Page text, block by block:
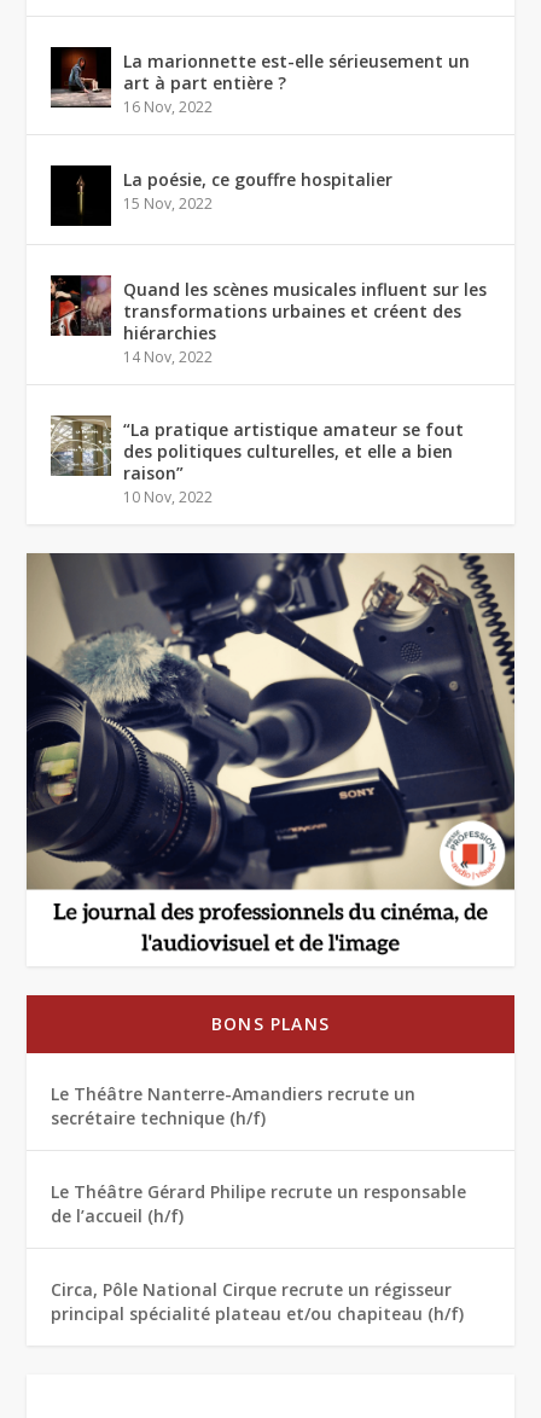
La marionnette est-elle sérieusement un
art à part entière ?
16 Nov, 2022
La poésie, ce gouffre hospitalier
15 Nov, 2022
Quand les scènes musicales influent sur les
transformations urbaines et créent des
hiérarchies
14 Nov, 2022
“La pratique artistique amateur se fout
des politiques culturelles, et elle a bien
raison”
10 Nov, 2022
BONS PLANS
Le Théâtre Nanterre-Amandiers recrute un
secrétaire technique (h/f)
Le Théâtre Gérard Philipe recrute un responsable
de l’accueil (h/f)
Circa, Pôle National Cirque recrute un régisseur
principal spécialité plateau et/ou chapiteau (h/f)